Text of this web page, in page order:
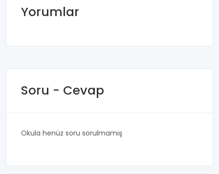
Yorumlar
Soru - Cevap
Okula henüz soru sorulmamış